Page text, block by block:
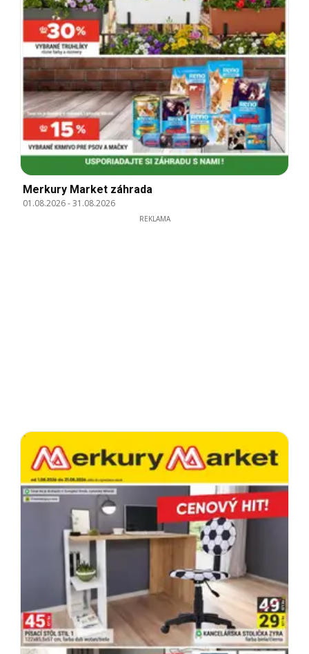
Merkury Market záhrada
01.08.2026-31.08.2026
REKLAMA